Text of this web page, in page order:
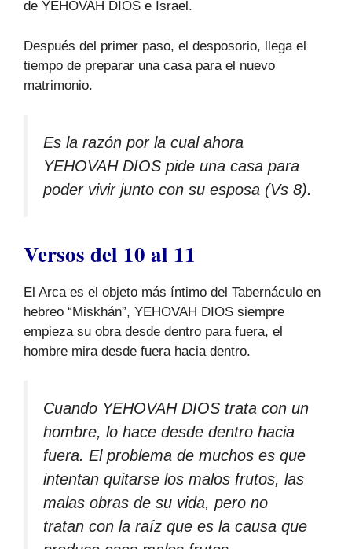
de YEHOVAH DIOS e Israel.
Después del primer paso, el desposorio, llega el
tiempo de preparar una casa para el nuevo
matrimonio.
Es la razón por la cual ahora
YEHOVAH DIOS pide una casa para
poder vivir junto con su esposa (Vs 8).
Versos del 10 al 11
El Arca es el objeto más íntimo del Tabernáculo en
hebreo “Miskhán”, YEHOVAH DIOS siempre
empieza su obra desde dentro para fuera, el
hombre mira desde fuera hacia dentro.
Cuando YEHOVAH DIOS trata con un
hombre, lo hace desde dentro hacia
fuera. El problema de muchos es que
intentan quitarse los malos frutos, las
malas obras de su vida, pero no
tratan con la raíz que es la causa que